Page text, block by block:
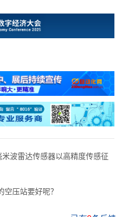
波雷达传感器以高精度传感征
压站要好呢？